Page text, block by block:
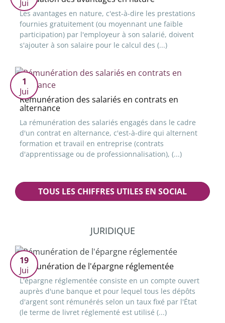
Jui
Les avantages en nature, c'est-à-dire les prestations
fournies gratuitement (ou moyennant une faible
participation) par l'employeur à son salarié, doivent
s'ajouter à son salaire pour le calcul des (...)
Rémunération des salariés en contrats en
alternance
1
Jui
La rémunération des salariés engagés dans le cadre
d'un contrat en alternance, c'est-à-dire qui alternent
formation et travail en entreprise (contrats
d'apprentissage ou de professionnalisation), (...)
TOUS LES CHIFFRES UTILES EN SOCIAL
JURIDIQUE
Rémunération de l'épargne réglementée
19
Jui
L'épargne réglementée consiste en un compte ouvert
auprès d'une banque et pour lequel tous les dépôts
d'argent sont rémunérés selon un taux fixé par l'État
(le terme de livret réglementé est utilisé (...)